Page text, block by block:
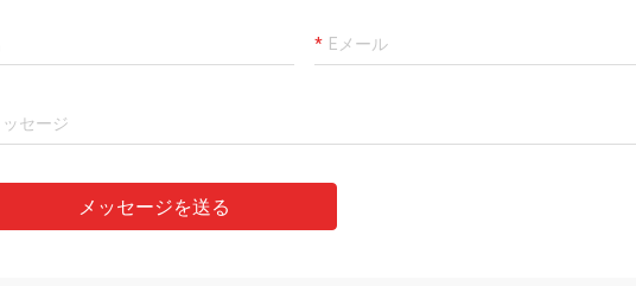
メッセージを送る